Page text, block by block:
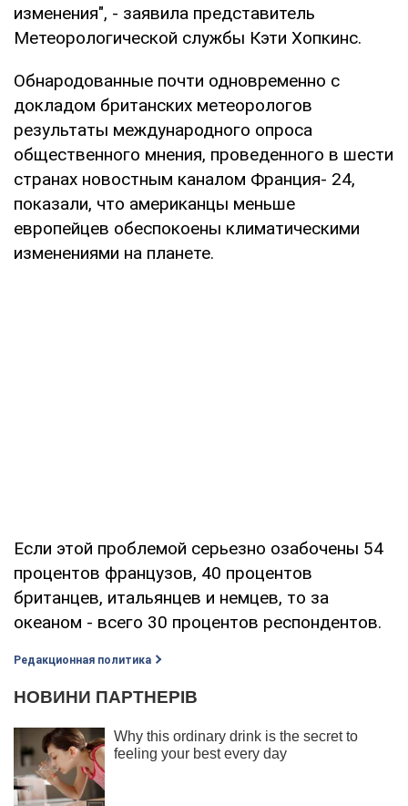
изменения", - заявила представитель
Метеорологической службы Кэти Хопкинс.
Обнародованные почти одновременно с
докладом британских метеорологов
результаты международного опроса
общественного мнения, проведенного в шести
странах новостным каналом Франция- 24,
показали, что американцы меньше
европейцев обеспокоены климатическими
изменениями на планете.
Если этой проблемой серьезно озабочены 54
процентов французов, 40 процентов
британцев, итальянцев и немцев, то за
океаном - всего 30 процентов респондентов.
Редакционная политика